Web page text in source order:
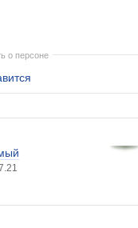
о персоне